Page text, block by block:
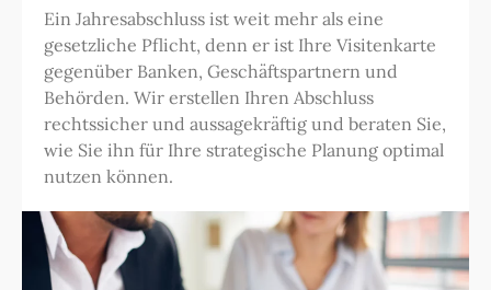
Ein Jahresabschluss ist weit mehr als eine
gesetzliche Pflicht, denn er ist Ihre Visitenkarte
gegenüber Banken, Geschäftspartnern und
Behörden. Wir erstellen Ihren Abschluss
rechtssicher und aussagekräftig und beraten Sie,
wie Sie ihn für Ihre strategische Planung optimal
nutzen können.